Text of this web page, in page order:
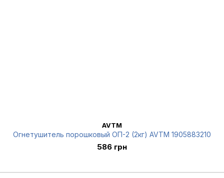
AVTM
Огнетушитель порошковый ОП-2 (2кг) AVTM 1905883210
586 грн